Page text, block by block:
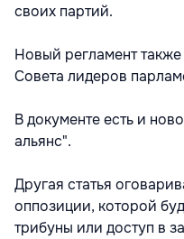
своих партий.
Новый регламент
Совета лидеров
В документе есть и
альянс".
Другая статья
оппозиции, которой
трибуны или доступ в